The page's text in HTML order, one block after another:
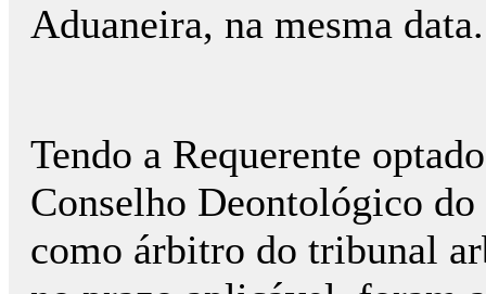
Aduaneira, na mesma data.
Tendo a Requerente
Conselho Deontológico
como árbitro do tribunal